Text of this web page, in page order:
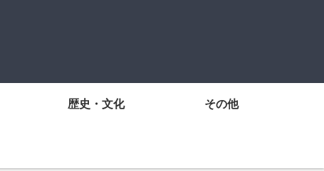
歴史・文化 その他